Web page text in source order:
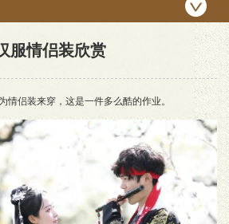
服情侣装欣赏
情侣装来穿，这是一件多么酷的作业。